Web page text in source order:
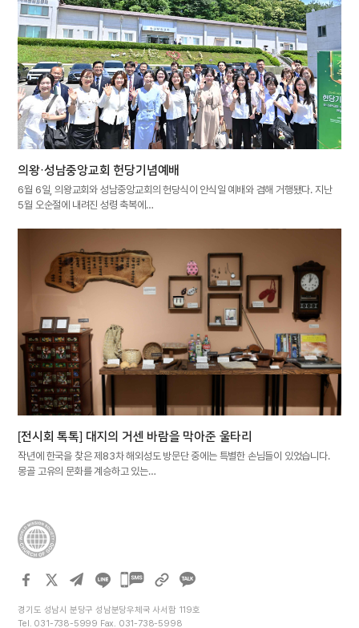
의왕·성남중앙교회 헌당기념예배
6월 6일, 의왕교회와 성남중앙교회의 헌당식이 안식일 예배와 겸해 거행됐다. 지난
5월 오순절에 내려진 성령 축복에…
[전시회 톡톡] 대지의 거센 바람을 막아준 울타리
작년에 한국을 찾은 제83차 해외성도 방문단 중에는 특별한 손님들이 있었습니다.
몽골 고유의 문화를 계승하고 있는…
카카오톡
경기도 성남시 분당구 성남분당우체국 사서함 119호
Tel. 031-738-5999 Fax. 031-738-5998